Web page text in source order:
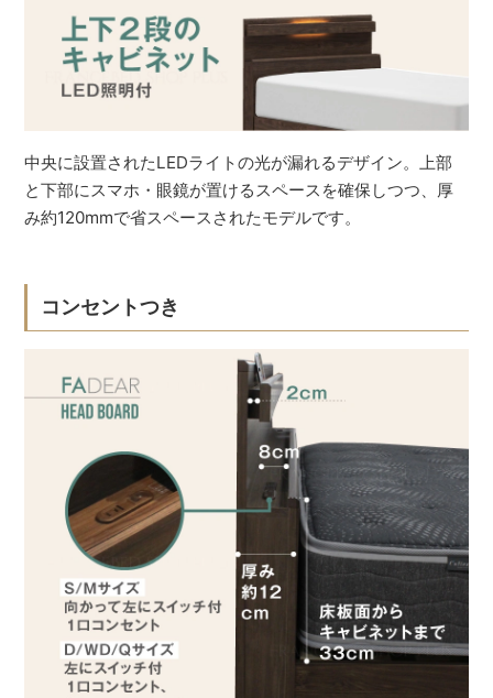
中央に設置されたLEDライトの光が漏れるデザイン。上部
と下部にスマホ・眼鏡が置けるスペースを確保しつつ、厚
み約120mmで省スペースされたモデルです。
コンセントつき